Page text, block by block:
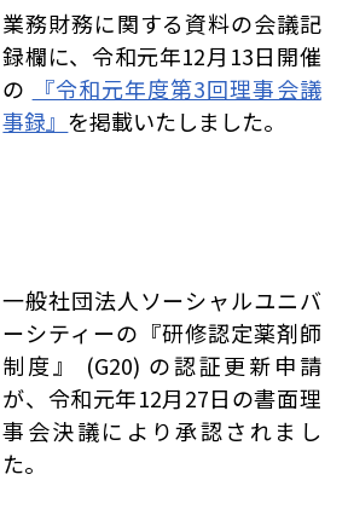
業務財務に関する資料の会議記
録欄に、令和元年12月13日開催
の
『令和元年度第3回理事会議
事録』 を掲載いたしました。
一般社団法人ソーシャルユニバ
ーシティーの『研修認定薬剤師
制度』 (G20) の認証更新申請
が、令和元年12月27日の書面理
事会決議により承認されまし
た。